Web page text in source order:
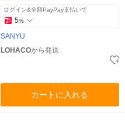
ログイン&全額PayPay支払いで
5%
SANYU
LOHACOから発送
カートに入れる